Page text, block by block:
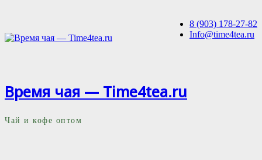
8 (903) 178-27-82
Info@time4tea.ru
Время чая — Time4tea.ru
Чай и кофе оптом